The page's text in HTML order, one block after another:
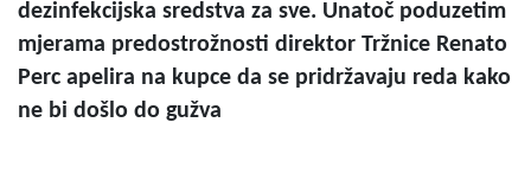
dezinfekcijska sredstva za sve. Unatoč poduzetim
mjerama predostrožnosti direktor Tržnice Renato
Perc apelira na kupce da se pridržavaju reda kako
ne bi došlo do gužva